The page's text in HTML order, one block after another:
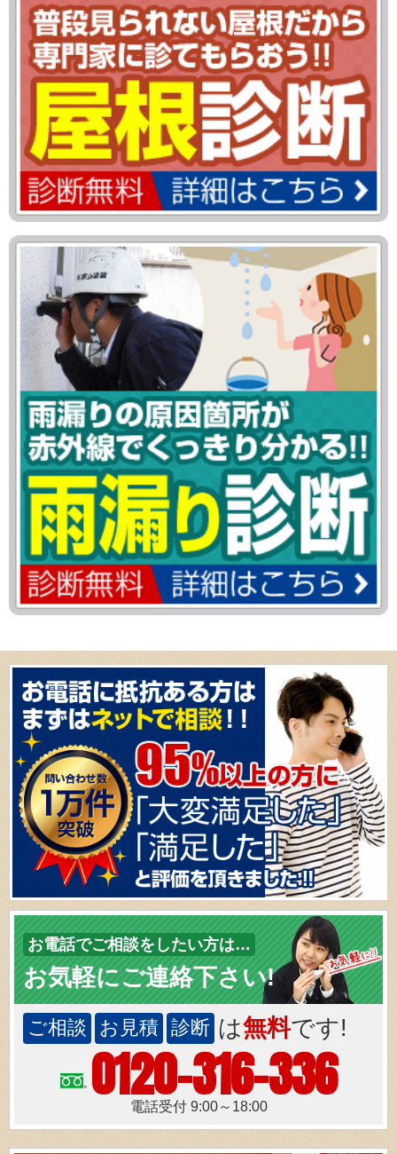
お電話でご相談をしたい方は…
お気軽にご連絡下さい!
ご相談 お見積 診断 は無料です!
0120-316-336
電話受付 9:00～18:00